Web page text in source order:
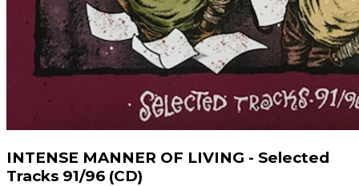
INTENSE MANNER OF LIVING - Selected
Tracks 91/96 (CD)